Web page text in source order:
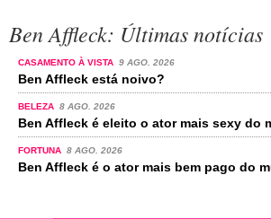
Ben Affleck: Últimas notícias
CASAMENTO À VISTA 9 AGO. 2026
Ben Affleck está noivo?
BELEZA 8 AGO. 2026
Ben Affleck é eleito o ator mais sexy do
FORTUNA 8 AGO. 2026
Ben Affleck é o ator mais bem pago do